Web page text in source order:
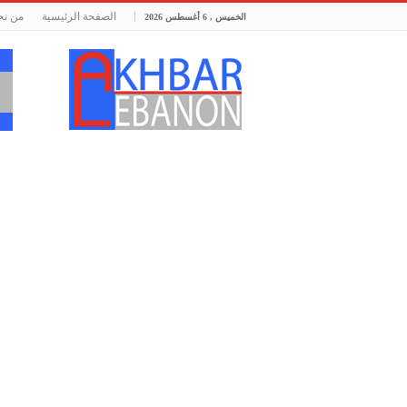
الخميس , 6 أغسطس 2026 الصفحة الرئيسية من